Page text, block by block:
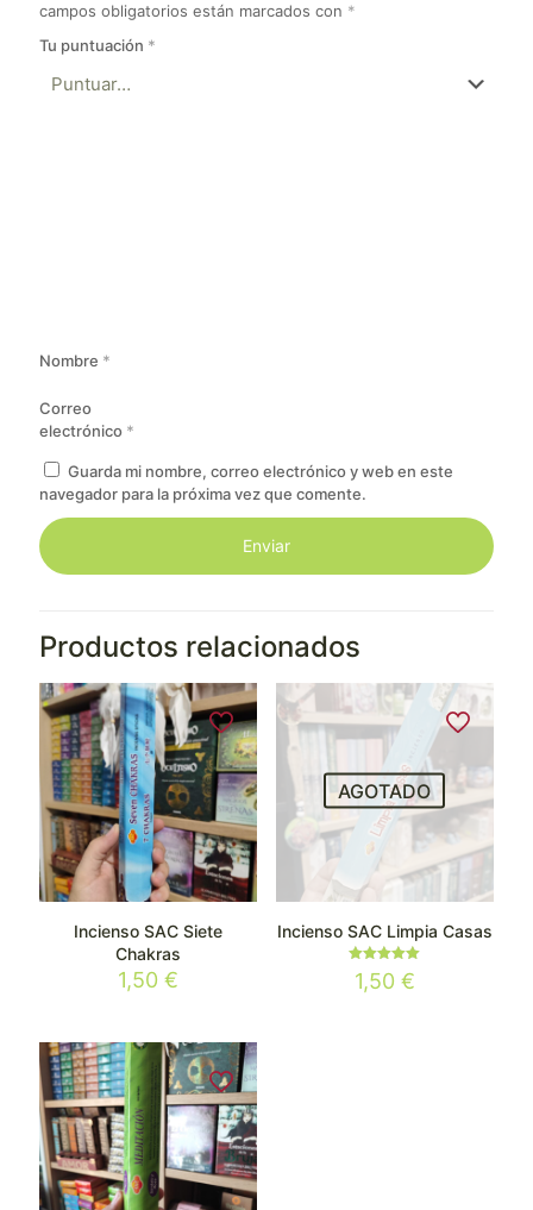
campos obligatorios están marcados con *
Tu puntuación *
Nombre *
Correo
electrónico *
Guarda mi nombre, correo electrónico y web en este
navegador para la próxima vez que comente.
Productos relacionados
Incienso SAC Siete
Chakras
1,50€
AGOTADO
Incienso SAC Limpia Casas
Valorado
con
1,50 €